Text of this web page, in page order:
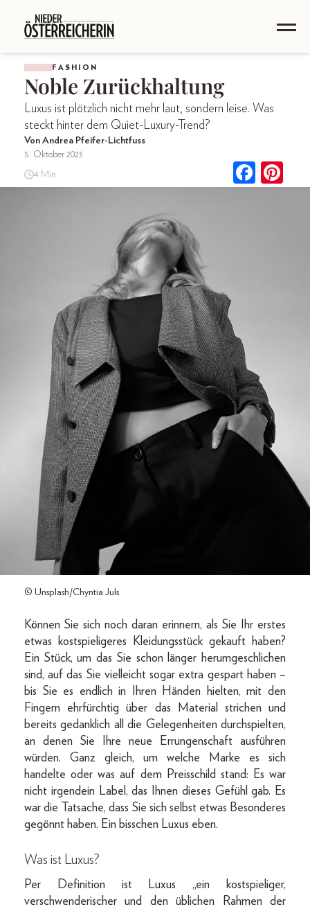
FASHION
Noble Zurückhaltung
Luxus ist plötzlich nicht mehr laut, sondern leise. Was
steckt hinter dem Quiet-Luxury-Trend?
Von Andrea Pfeifer-Lichtfuss
5. Oktober 2023
4 Min.
© Unsplash/Chyntia Juls
Können Sie sich noch daran erinnern, als Sie Ihr erstes
etwas kostspieligeres Kleidungsstück gekauft haben?
Ein Stück, um das Sie schon länger herumgeschlichen
sind, auf das Sie vielleicht sogar extra gespart haben –
bis Sie es endlich in Ihren Händen hielten, mit den
Fingern ehrfürchtig über das Material strichen und
bereits gedanklich all die Gelegenheiten durchspielten,
an denen Sie Ihre neue Errungenschaft ausführen
würden. Ganz gleich, um welche Marke es sich
handelte oder was auf dem Preisschild stand: Es war
nicht irgendein Label, das Ihnen dieses Gefühl gab. Es
war die Tatsache, dass Sie sich selbst etwas Besonderes
gegönnt haben. Ein bisschen Luxus eben.
Was ist Luxus?
Per Definition ist Luxus „ein kostspieliger,
verschwenderischer und den üblichen Rahmen der